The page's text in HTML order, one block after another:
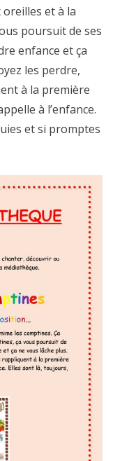
oreilles et à la
poursuit de ses
enfance et ça
les perdre,
à la première
à l’enfance.
et si promptes